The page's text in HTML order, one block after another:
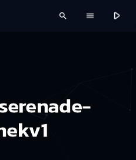
search menu play_arrow